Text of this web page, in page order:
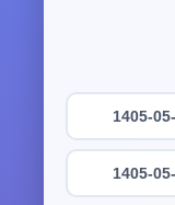
1405-
1405-